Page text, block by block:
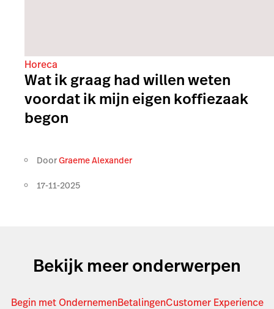
Horeca
Wat ik graag had willen weten
voordat ik mijn eigen koffiezaak
begon
DoorGraeme Alexander
17-11-2025
Bekijk meer onderwerpen
Begin met OndernemenBetalingenCustomer Experience